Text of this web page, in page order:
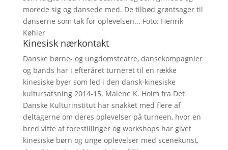
morede sig og dansede med. De tilbød grøntsager til
danserne som tak for oplevelsen... Foto: Henrik
Køhler
Kinesisk nærkontakt
Danske børne- og ungdomsteatre, dansekompagnier
og bands har i efteråret turneret til en række
kinesiske byer som led i den dansk-kinesiske
kultursatsning 2014-15. Malene K. Holm fra Det
Danske Kulturinstitut har snakket med flere af
deltagerne om deres oplevelser på turneen, hvor en
bred vifte af forestillinger og workshops har givet
kinesiske børn og unge oplevelser med scenekunst,